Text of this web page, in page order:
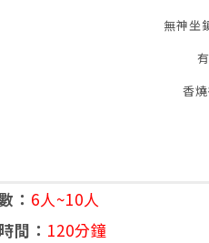
無神坐
香
： 6人~10人
間： 120分鐘